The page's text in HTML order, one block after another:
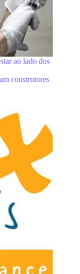
ao lado dos
construtores